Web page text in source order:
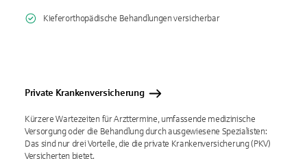
Kieferorthopädische Behandlungen versicherbar
Private Krankenversicherung
Kürzere Wartezeiten für Arzttermine, umfassende medizinische
Versorgung oder die Behandlung durch ausgewiesene Spezialisten:
Das sind nur drei Vorteile, die die private Krankenversicherung (PKV)
Versicherten bietet.